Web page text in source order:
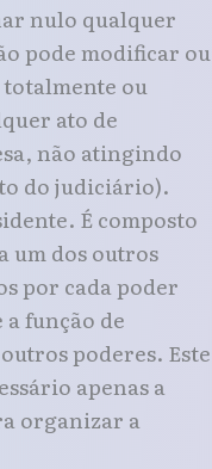
nulo qualquer
pode modificar ou
ou
ato de
não atingindo
do judiciário).
É composto
um dos outros
por cada poder
função de
poderes. Este
apenas a
organizar a